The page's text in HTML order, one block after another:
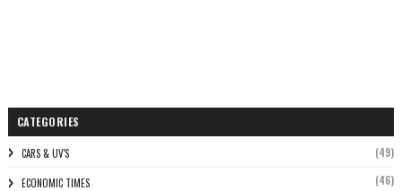
CATEGORIES
CARS & UV'S (49)
ECONOMIC TIMES (46)